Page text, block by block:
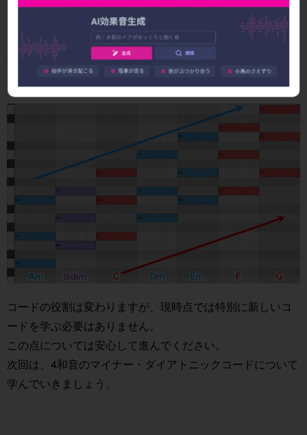
行調）は同じ調号で異なる主音から始まるキーの関係
で、例えばCメジャーとAマイナ
従って、出来上がるダイアトニックコードも、順番が異な
コードの役割は変わりますが、現時点では特別に新しいコ
ードを学ぶ必要はありません。
この点については安心して進んでください。
次回は、4和音のマイナー・ダイアトニックコードについて
学んでいきましょう。